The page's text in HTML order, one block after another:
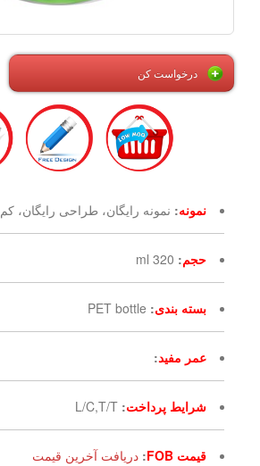
درخواست کن
نمونه: نمونه رایگان، طراحی رایگان، کم MOQ
حجم:
320 ml
بسته بندی:
PET bottle
عمر مفید:
شرایط پرداخت:
L/C,T/T
قیمت FOB : دریافت آخرین قیمت